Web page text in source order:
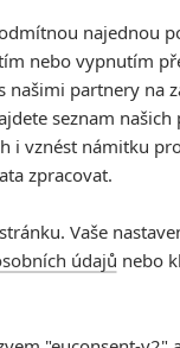
že
nic
že
Moore
Aquatica
se
najednou
nebo vypnutím
našimi partnery na
seznam našich
i vznést námitku
zpracovat.
Vaše
údajů nebo